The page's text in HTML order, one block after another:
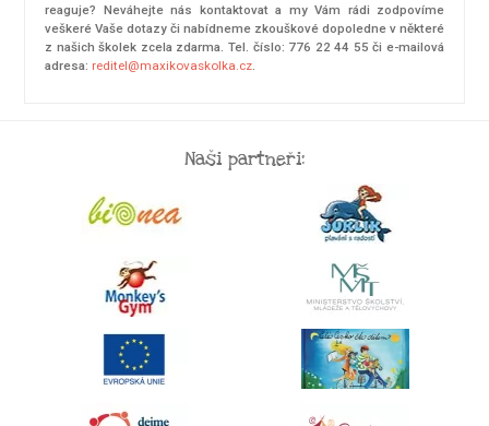
reaguje? Neváhejte nás kontaktovat a my Vám rádi zodpovíme
veškeré Vaše dotazy či nabídneme zkouškové dopoledne v některé
z našich školek zcela zdarma. Tel. číslo: 776 22 44 55 či e-mailová
adresa: reditel@maxikovaskolka.cz.
Naši partneři: